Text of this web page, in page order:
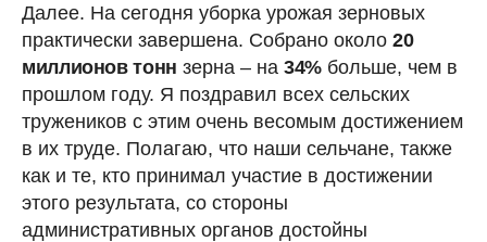
Далее. На сегодня уборка урожая зерновых
практически завершена. Собрано около 20
миллионов тонн зерна – на 34%больше, чем в
прошлом году. Я поздравил всех сельских
тружеников с этим очень весомым достижением
в их труде. Полагаю, что наши сельчане, также
как и те, кто принимал участие в достижении
этого результата, со стороны
административных органов достойны